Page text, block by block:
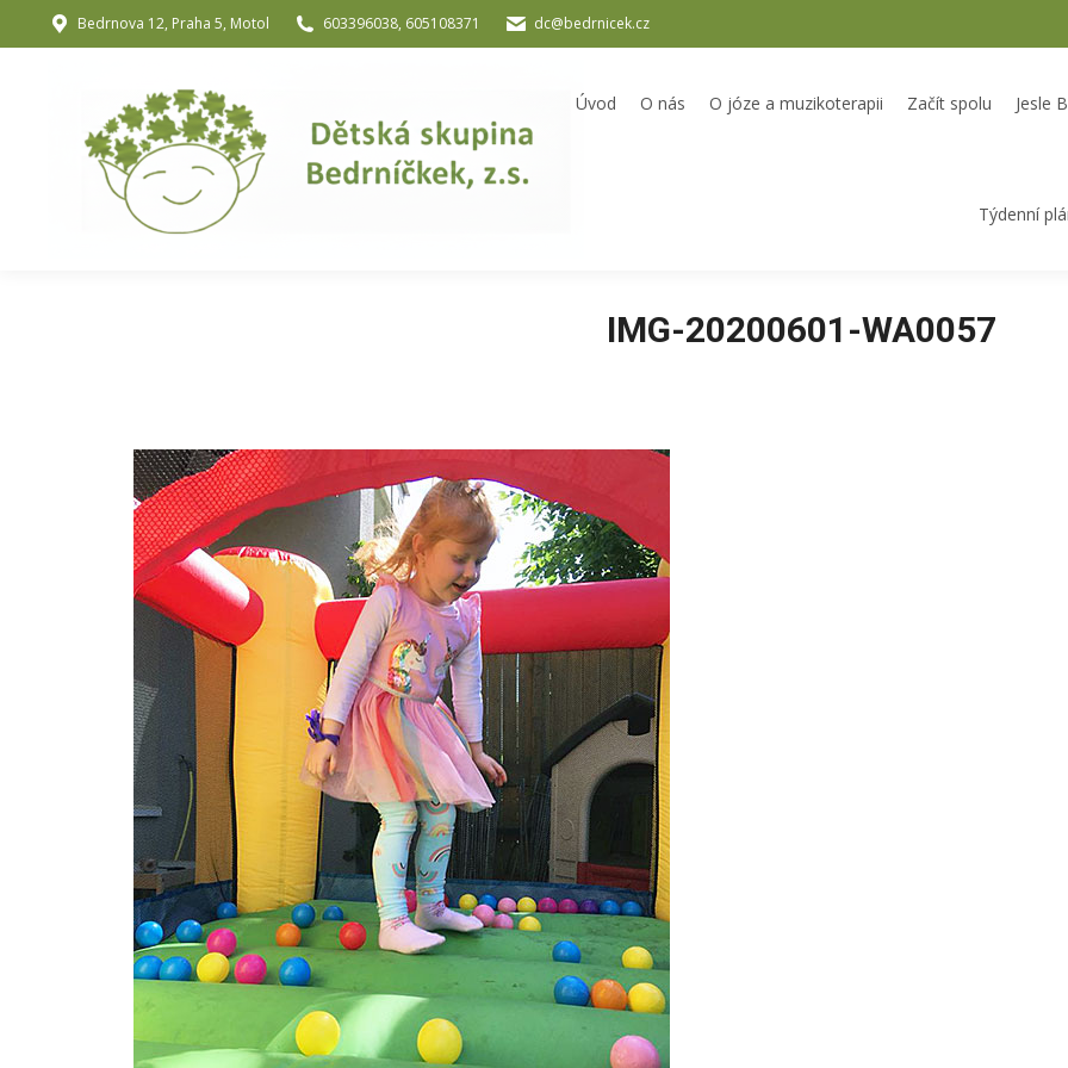
Bedrnova 12, Praha 5, Motol 603396038, 605108371 dc@bedrnicek.cz
Úvod O nás O józe a muzikoterapii Začít spolu Jesle
Týdenní
IMG-20200601-WA0057
Úvod O nás O józe a muzikoterapii Začít spolu Jesle Bedrníček Školka Bedrníček